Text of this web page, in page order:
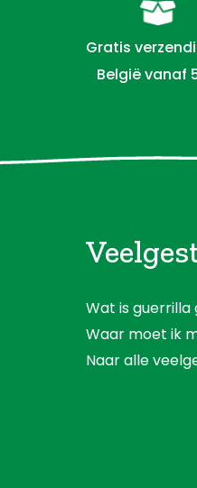
Gratis
België vanaf
Wat is guerrilla
Waar moet ik
Naar alle